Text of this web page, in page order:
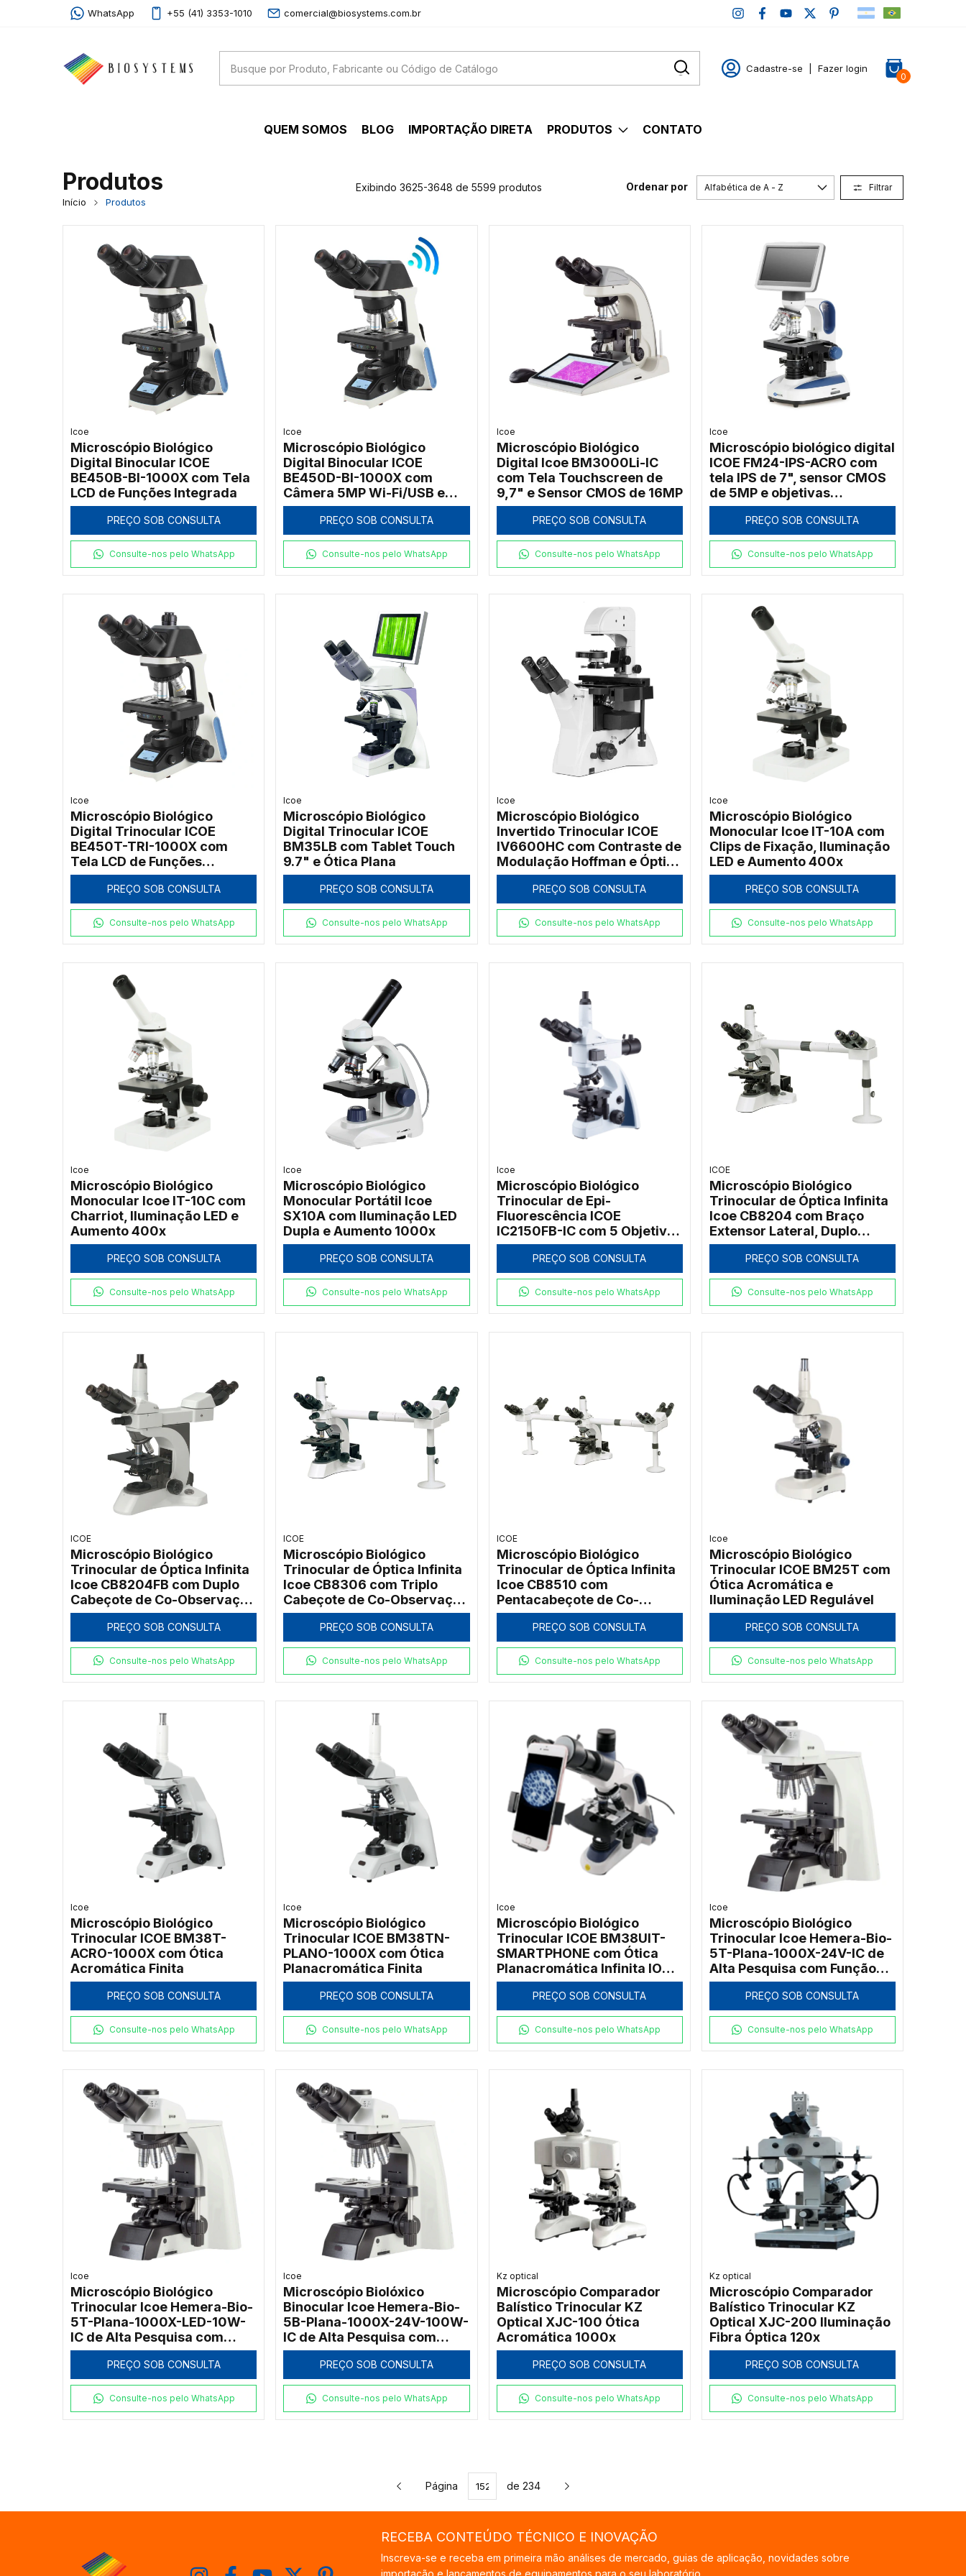
WhatsApp +55 (41) 3353-1010 comercial@biosystems.com.br
Cadastre-se Fazer login
0
QUEM SOMOS BLOG IMPORTAÇÃO DIRETA PRODUTOS CONTATO
Produtos
Início Produtos
Exibindo 3625-3648 de 5599 produtos Ordenar por Filtrar
Icoe
Microscópio Biológico
Digital Binocular ICOE
BE450B-BI-1000X com Tela
LCD de Funções Integrada
PREÇO SOB CONSULTA
Consulte-nos pelo WhatsApp
Icoe
Microscópio Biológico
Digital Binocular ICOE
BE450D-BI-1000X com
Câmera 5MP Wi-Fi/USB e
Tela LCD
PREÇO SOB CONSULTA
Consulte-nos pelo WhatsApp
Icoe
Microscópio Biológico
Digital Icoe BM3000Li-IC
com Tela Touchscreen de
9,7" e Sensor CMOS de 16MP
PREÇO SOB CONSULTA
Consulte-nos pelo WhatsApp
Icoe
Microscópio biológico digital
ICOE FM24-IPS-ACRO com
tela IPS de 7", sensor CMOS
de 5MP e objetivas
acromáticas
PREÇO SOB CONSULTA
Consulte-nos pelo WhatsApp
Icoe
Microscópio Biológico
Digital Trinocular ICOE
BE450T-TRI-1000X com
Tela LCD de Funções
Integrada
PREÇO SOB CONSULTA
Consulte-nos pelo WhatsApp
Icoe
Microscópio Biológico
Digital Trinocular ICOE
BM35LB com Tablet Touch
9.7" e Ótica Plana
PREÇO SOB CONSULTA
Consulte-nos pelo WhatsApp
Icoe
Microscópio Biológico
Invertido Trinocular ICOE
IV6600HC com Contraste de
Modulação Hoffman e Óptica
Infinita
PREÇO SOB CONSULTA
Consulte-nos pelo WhatsApp
Icoe
Microscópio Biológico
Monocular Icoe IT-10A com
Clips de Fixação, Iluminação
LED e Aumento 400x
PREÇO SOB CONSULTA
Consulte-nos pelo WhatsApp
Icoe
Microscópio Biológico
Monocular Icoe IT-10C com
Charriot, Iluminação LED e
Aumento 400x
PREÇO SOB CONSULTA
Consulte-nos pelo WhatsApp
Icoe
Microscópio Biológico
Monocular Portátil Icoe
SX10A com Iluminação LED
Dupla e Aumento 1000x
PREÇO SOB CONSULTA
Consulte-nos pelo WhatsApp
Icoe
Microscópio Biológico
Trinocular de Epi-
Fluorescência ICOE
IC2150FB-IC com 5 Objetivas
Planacromáticas IOS
PREÇO SOB CONSULTA
Consulte-nos pelo WhatsApp
ICOE
Microscópio Biológico
Trinocular de Óptica Infinita
Icoe CB8204 com Braço
Extensor Lateral, Duplo
Cabeçote e Ponteiro LED
VerdePREÇO SOB CONSULTA
Consulte-nos pelo WhatsApp
ICOE
Microscópio Biológico
Trinocular de Óptica Infinita
Icoe CB8204FB com Duplo
Cabeçote de Co-Observação
Paralela e Ponteiro LED
VerdePREÇO SOB CONSULTA
Consulte-nos pelo WhatsApp
ICOE
Microscópio Biológico
Trinocular de Óptica Infinita
Icoe CB8306 com Triplo
Cabeçote de Co-Observação
Multivisão e Ponteiro LED
VerdePREÇO SOB CONSULTA
Consulte-nos pelo WhatsApp
ICOE
Microscópio Biológico
Trinocular de Óptica Infinita
Icoe CB8510 com
Pentacabeçote de Co-
Observação Multivisão e
Ponteiro LED Verde
PREÇO SOB CONSULTA
Consulte-nos pelo WhatsApp
Icoe
Microscópio Biológico
Trinocular ICOE BM25T com
Ótica Acromática e
Iluminação LED Regulável
PREÇO SOB CONSULTA
Consulte-nos pelo WhatsApp
Icoe
Microscópio Biológico
Trinocular ICOE BM38T-
ACRO-1000X com Ótica
Acromática Finita
PREÇO SOB CONSULTA
Consulte-nos pelo WhatsApp
Icoe
Microscópio Biológico
Trinocular ICOE BM38TN-
PLANO-1000X com Ótica
Planacromática Finita
PREÇO SOB CONSULTA
Consulte-nos pelo WhatsApp
Icoe
Microscópio Biológico
Trinocular ICOE BM38UIT-
SMARTPHONE com Ótica
Planacromática Infinita IOS e
Adaptador para Celular
PREÇO SOB CONSULTA
Consulte-nos pelo WhatsApp
Icoe
Microscópio Biológico
Trinocular Icoe Hemera-Bio-
5T-Plana-1000X-24V-IC de
Alta Pesquisa com Função
ECO e Objetivas Infinitas
PREÇO SOB CONSULTA
Consulte-nos pelo WhatsApp
Icoe
Microscópio Biológico
Trinocular Icoe Hemera-Bio-
5T-Plana-1000X-LED-10W-
IC de Alta Pesquisa com
Função ECO e Objetivas
InfinitasPREÇO SOB CONSULTA
Consulte-nos pelo WhatsApp
Icoe
Microscópio Biolóxico
Binocular Icoe Hemera-Bio-
5B-Plana-1000X-24V-100W-
IC de Alta Pesquisa com
Função ECO e Objetivas
InfinitasPREÇO SOB CONSULTA
Consulte-nos pelo WhatsApp
Kz optical
Microscópio Comparador
Balístico Trinocular KZ
Optical XJC-100 Ótica
Acromática 1000x
PREÇO SOB CONSULTA
Consulte-nos pelo WhatsApp
Kz optical
Microscópio Comparador
Balístico Trinocular KZ
Optical XJC-200 Iluminação
Fibra Óptica 120x
PREÇO SOB CONSULTA
Consulte-nos pelo WhatsApp
Página de 234
RECEBA CONTEÚDO TÉCNICO E INOVAÇÃO
Inscreva-se e receba em primeira mão análises de mercado, guias de aplicação, novidades sobre